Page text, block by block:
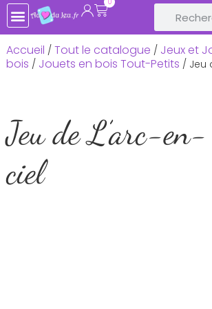
Accueil / Tout le catalogue / Jeux et
bois / Jouets en bois Tout-Petits / Jeu
Jeu de L’arc-en-
ciel